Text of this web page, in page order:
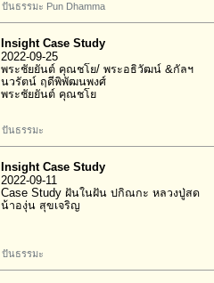
ปันธรรมะ Pun Dhamma
Insight Case Study
2022-09-25
พระชัยยันต์ คุณชโย/ พระอธิวัฒน์ &กัลฯ
นวรัตน์ ฤดีพิพัฒนพงศ์
พระชัยยันต์ คุณชโย
ปันธรรมะ
Insight Case Study
2022-09-11
Case Study ฝันในฝัน ปกิณกะ หลวงปู่สด
น้าองุ่น สุขเจริญ
ปันธรรมะ